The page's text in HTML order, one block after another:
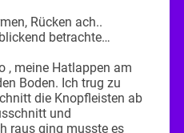
Rücken ach..
betrachte…
, meine Hatlappen am
Boden. Ich trug zu
die Knopfleisten ab
und
raus ging musste es